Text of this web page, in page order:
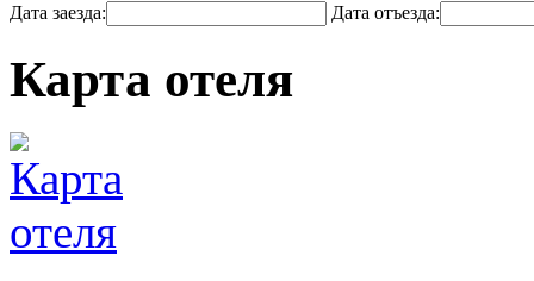
Дата заезда: Дата отъезда:
Карта отеля